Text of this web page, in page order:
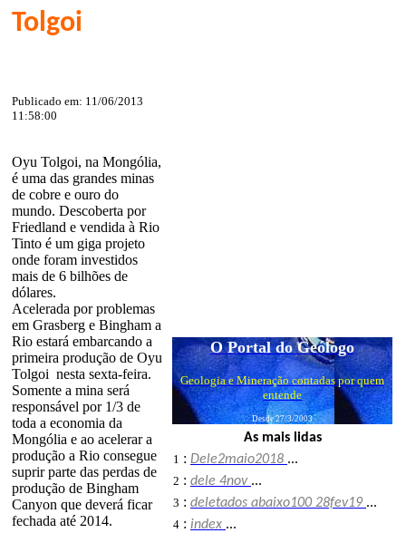
Tolgoi
Publicado em: 11/06/2013
11:58:00
Oyu Tolgoi, na Mongólia,
é uma das grandes minas
de cobre e ouro do
mundo. Descoberta por
Friedland e vendida à Rio
Tinto é um giga projeto
onde foram investidos
mais de 6 bilhões de
dólares.
Acelerada por problemas
em Grasberg e Bingham a
Rio estará embarcando a
primeira produção de Oyu
Tolgoi nesta sexta-feira.
Somente a mina será
responsável por 1/3 de
toda a economia da
Mongólia e ao acelerar a
produção a Rio consegue
suprir parte das perdas de
produção de Bingham
Canyon que deverá ficar
fechada até 2014.
O Portal do Geólogo
Geologia e Mineração contadas por quem
entende
Desde 27/3/2003
As mais lidas
1 : Dele2maio2018 ...
2 : dele 4nov ...
3 : deletados abaixo100 28fev19 ...
4 : index ...